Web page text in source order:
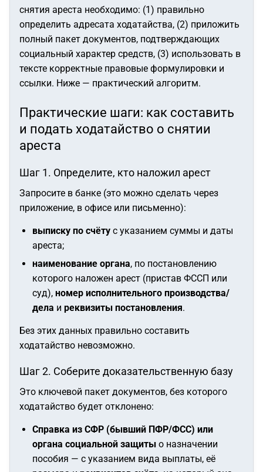
снятия ареста необходимо: (1) правильно
определить адресата ходатайства, (2) приложить
полный пакет документов, подтверждающих
социальный характер средств, (3) использовать в
тексте корректные правовые формулировки и
ссылки. Ниже — практический алгоритм.
Практические шаги: как составить
и подать ходатайство о снятии
ареста
Шаг 1. Определите, кто наложил арест
Запросите в банке (это можно сделать через
приложение, в офисе или письменно):
выписку по счёту с указанием суммы и даты
ареста;
наименование органа, по постановлению
которого наложен арест (пристав ФССП или
суд), номер исполнительного производства/
дела и реквизиты постановления.
Без этих данных правильно составить
ходатайство невозможно.
Шаг 2. Соберите доказательственную базу
Это ключевой пакет документов, без которого
ходатайство будет отклонено:
Справка из СФР (бывший ПФР/ФСС) или
органа социальной защиты о назначении
пособия — с указанием вида выплаты, её